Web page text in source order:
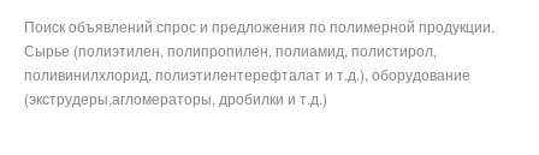
Поиск объявлений спрос и предложения по полимерной продукции.
Сырье (полиэтилен, полипропилен, полиамид, полистирол,
поливинилхлорид, полиэтилентерефталат и т.д.), оборудование
(экструдеры,агломераторы, дробилки и т.д.)